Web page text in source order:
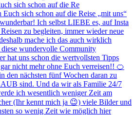
sich schon auf die Re